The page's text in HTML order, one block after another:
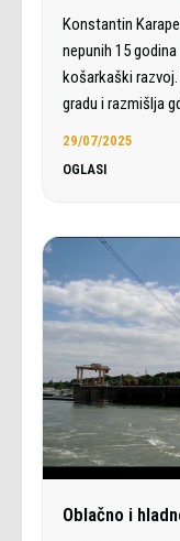
Konstantin
nepunih 15
košarkaški
gradu i razmišlja
29/07/2025
OGLASI
Oblačno i